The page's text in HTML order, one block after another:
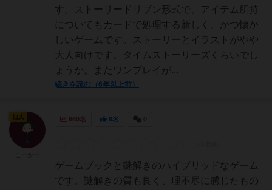
す。ストーリードリブン形式で、アイテム所持
についてもカードで処理する新しく、かつ懐か
しいゲームです。ストーリーとイラストがやや
大人向けです。タイムストーリーズくらいでし
ょうか。またワンプレイが...
続きを読む（6年以上前）
660名 6名
ゲームブックと謎解きのハイブリッドなゲーム
です。謎解きの質も良く、理不尽に感じたもの
仙人